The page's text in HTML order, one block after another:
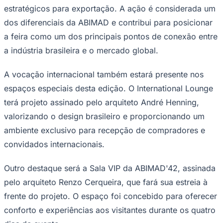
Palmeiras
estratégicos para exportação. A ação é considerada um
dos diferenciais da ABIMAD e contribui para posicionar
a feira como um dos principais pontos de conexão entre
a indústria brasileira e o mercado global.
A vocação internacional também estará presente nos
espaços especiais desta edição. O International Lounge
terá projeto assinado pelo arquiteto André Henning,
valorizando o design brasileiro e proporcionando um
ambiente exclusivo para recepção de compradores e
convidados internacionais.
Outro destaque será a Sala VIP da ABIMAD'42, assinada
pelo arquiteto Renzo Cerqueira, que fará sua estreia à
frente do projeto. O espaço foi concebido para oferecer
conforto e experiências aos visitantes durante os quatro